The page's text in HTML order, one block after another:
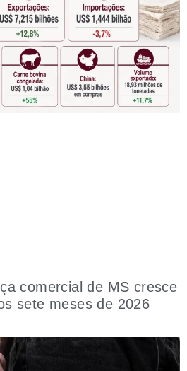
comercial de MS cresce
sete meses de 2026